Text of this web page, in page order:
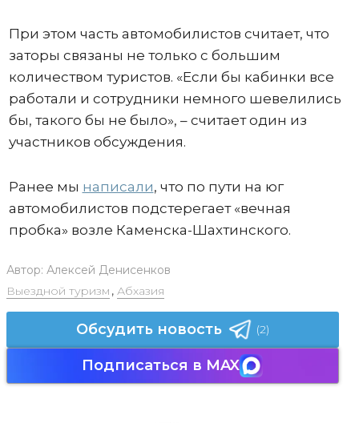
При этом часть автомобилистов считает, что
заторы связаны не только с большим
количеством туристов. «Если бы кабинки все
работали и сотрудники немного шевелились
бы, такого бы не было», – считает один из
участников обсуждения.
Ранее мы написали, что по пути на юг
автомобилистов подстерегает «вечная
пробка» возле Каменска-Шахтинского.
Автор: Алексей Денисенков
Выездной туризм , Абхазия
Обсудить новость (2)
Подписаться в MAX